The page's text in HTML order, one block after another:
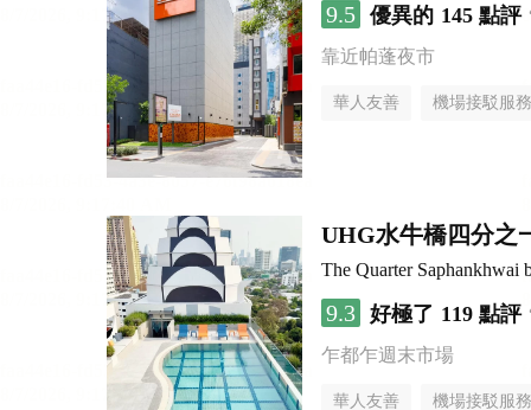
9.5 優異的 145 點評
靠近帕蓬夜市
華人友善 機場接駁服務
UHG水牛橋四分之
The Quarter Saphankhwai
9.3 好極了 119 點評
乍都乍週末市場
華人友善 機場接駁服務